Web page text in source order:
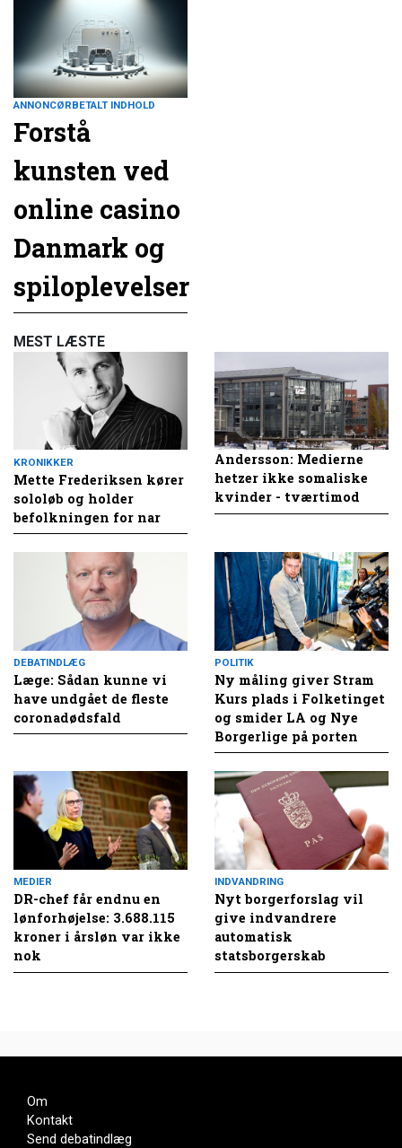
ANNONCØRBETALT INDHOLD
Forstå
kunsten ved
online casino
Danmark og
spiloplevelser
MEST LÆSTE
KRONIKKER
Mette Frederiksen kører
sololøb og holder
befolkningen for nar
Andersson: Medierne
hetzer ikke somaliske
kvinder - tværtimod
DEBATINDLÆG
Læge: Sådan kunne vi
have undgået de fleste
coronadødsfald
POLITIK
Ny måling giver Stram
Kurs plads i Folketinget
og smider LA og Nye
Borgerlige på porten
MEDIER
DR-chef får endnu en
lønforhøjelse: 3.688.115
kroner i årsløn var ikke
nok
INDVANDRING
Nyt borgerforslag vil
give indvandrere
automatisk
statsborgerskab
Om
Kontakt
Send debatindlæg